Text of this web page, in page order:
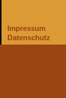
Impressum
Datenschutz